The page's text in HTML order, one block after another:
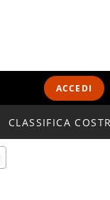
ACCEDI
CLASSIFICA